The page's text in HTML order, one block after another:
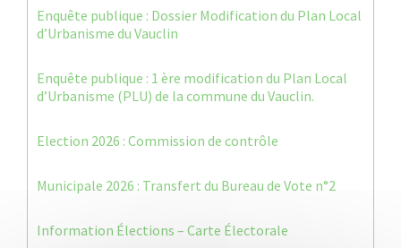
Enquête publique : Dossier Modification du Plan Local
d’Urbanisme du Vauclin
Enquête publique : 1 ère modification du Plan Local
d’Urbanisme (PLU) de la commune du Vauclin.
Election 2026 : Commission de contrôle
Municipale 2026 : Transfert du Bureau de Vote n°2
Information Élections – Carte Électorale